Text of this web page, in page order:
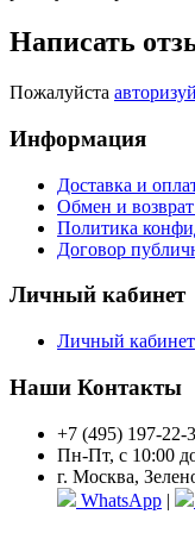
Написать
Пожалуйста
Информация
Доставка и
Обмен и возврат
Политика
Договор
Личный кабинет
Личный кабинет
Наши Контакты
+7 (495) 197-22-
Пн-Пт, с 10:00
г. Москва,
WhatsApp |